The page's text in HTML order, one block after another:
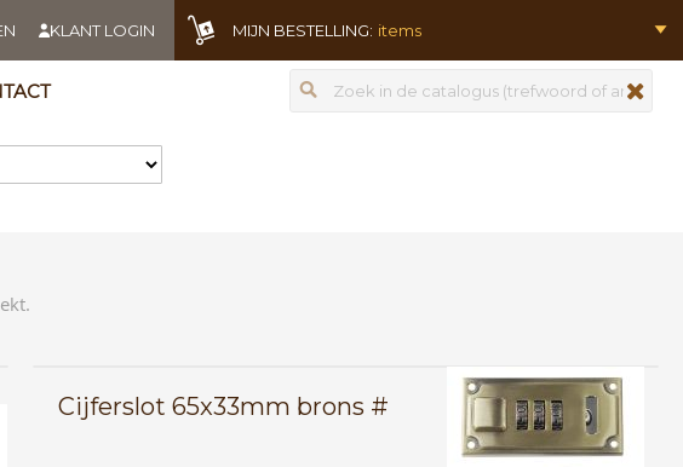
KLANT LOGIN MIJN BESTELLING: items
Zoeken
Cijferslot 65x33mm brons #